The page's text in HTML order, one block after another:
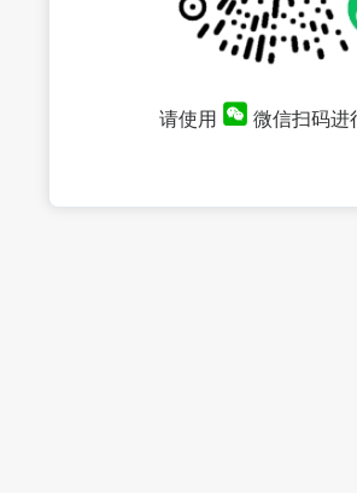
请使用 微信扫码进